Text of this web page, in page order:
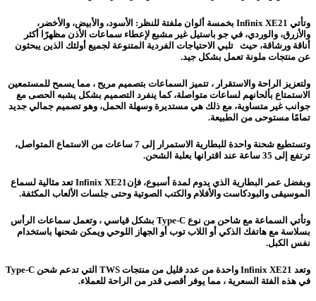
و
تأتي Infinix XE21 بخمسة ألوان ملفتة للنظر: الأسود، والأبيض، والأخضر،
والأزرق، والوردي، في جو باستيل غير مشبع لإعطاء سماعات الأذن مظهرًا أكثر
أناقة ورشاقة، حيث تلبي الاحتياجات الفردية المتنوعة لجميع أولئك الذين يبحثون
عن منتجات ملونة تعمل بشكل جيد.
ولتعزيز الراحة والاستقرار ، تتميز السماعات بتصميم مريح ، مما يسمح للمستمعين
الاستمتاع بألحانهم لساعات متواصلة، كما ينفرد التصميم بشكل يشبه الحصى مع
جوانب غير متساوية، مع ذلك هي مستديرة وسهلة الحمل، وهو تصميم جمالي جديد
تمامًا مستوحى من الطبيعة.
وتستطيع شحنة واحدة للبطارية الاستمرار إلى 7 ساعات من الاستماع المتواصل،
ترتفع إلى 35 ساعة عند اقترانها بعلبة الشحن.
وبفضل عمر البطارية الذي يدوم لمدة أسبوع، فإنInfinix XE21 تعد مثالية لسماع
الموسيقى والبودكاست والأفلام والكتب الصوتية وحتى جلسات الألعاب المكثفة.
و
تأتي السماعة مع شاحن من نوع Type-C بشكل قياسي ، وتعمل سماعات الرأس
بسلاسة مع هاتفك الذكي أو اللاب توب أو الجهاز اللوحي ويمكن شحنها باستخدام
نفس الكبل.
وتعد Infinix XE21 واحدة من عدد قليل من منتجات TWS التي تدعم شحن Type-C
في هذه الفئة السعرية ، مما يوفر أقصى قدر من الراحة للعملاء.